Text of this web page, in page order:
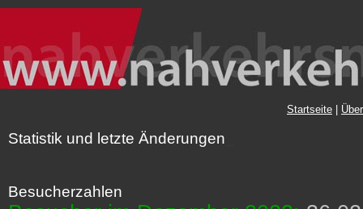
Startseite
Statistik und letzte Änderungen
Besucherzahlen